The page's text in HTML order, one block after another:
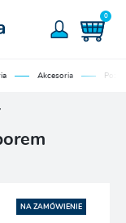
0
Akcesoria
NA ZAMÓWIENIE